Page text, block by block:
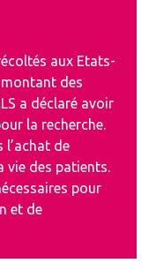
aux Etats-
montant des
a déclaré avoir
la recherche.
l’achat de
vie des patients.
pour
et de